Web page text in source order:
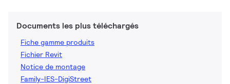
Documents les plus téléchargés
Fiche gamme produits
Fichier Revit
Notice de montage
Family-IES-DigiStreet